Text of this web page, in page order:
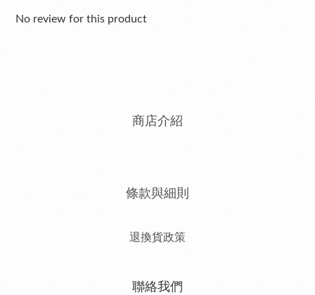
No review for this product
商店介紹
條款與細則
退換貨政策
聯絡我們